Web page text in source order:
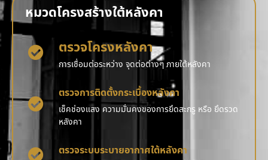
หมวดโครงสร้างใต้หลังคา
ตรวจโครงหลังคา
การเชื่อมต่อระหว่าง จุดต่อต่างๆ ภายใต้หลังคา
ตรวจการติดตั้งกระเบื้องหลังคา
เช็คช่องแสง ความมั่นคงของการยึดสะกรู หรือ ยึดรวด
หลังคา
ตรวจระบบระบายอากาศใต้หลังคา